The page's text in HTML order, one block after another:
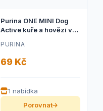
Purina ONE MINI Dog
Active kuře a hovězí ve
PURINA
69 Kč
1 nabídka
Porovnat